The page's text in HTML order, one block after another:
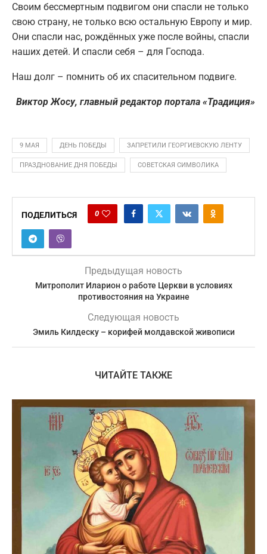
Своим бессмертным подвигом они спасли не только
свою страну, не только всю остальную Европу и мир.
Они спасли нас, рождённых уже после войны, спасли
наших детей. И спасли себя – для Господа.
Наш долг – помнить об их спасительном подвиге.
Виктор Жосу, главный редактор портала «Традиция»
9 МАЯ ДЕНЬ ПОБЕДЫ ЗАПРЕТИЛИ ГЕОРГИЕВСКУЮ ЛЕНТУ
ПРАЗДНОВАНИЕ ДНЯ ПОБЕДЫ СОВЕТСКАЯ СИМВОЛИКА
ПОДЕЛИТЬСЯ 0
Предыдущая новость
Митрополит Иларион о работе Церкви в условиях
противостояния на Украине
Следующая новость
Эмиль Килдеску – корифей молдавской живописи
ЧИТАЙТЕ ТАКЖЕ